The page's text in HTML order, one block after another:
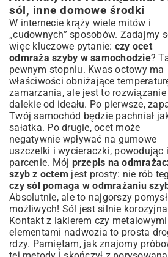
sól, inne domowe środki
W internecie krąży wiele mitów i
„cudownych” sposobów. Zadajmy
więc kluczowe pytanie: czy ocet
odmraża szyby w samochodzie?
pewnym stopniu. Kwas octowy ma
właściwości obniżające
zamarzania, ale jest to rozwiązanie
dalekie od ideału. Po pierwsze,
Twój samochód będzie pachniał
sałatka. Po drugie, ocet może
negatywnie wpływać na gumowe
uszczelki i wycieraczki, powodując
parcenie. Mój przepis na
szyb z octem jest prosty: nie rób
czy sól pomaga w odmrażaniu
Absolutnie, ale to najgorszy
możliwych! Sól jest silnie
Kontakt z lakierem czy metalowymi
elementami nadwozia to prosta
rdzy. Pamiętam, jak znajomy